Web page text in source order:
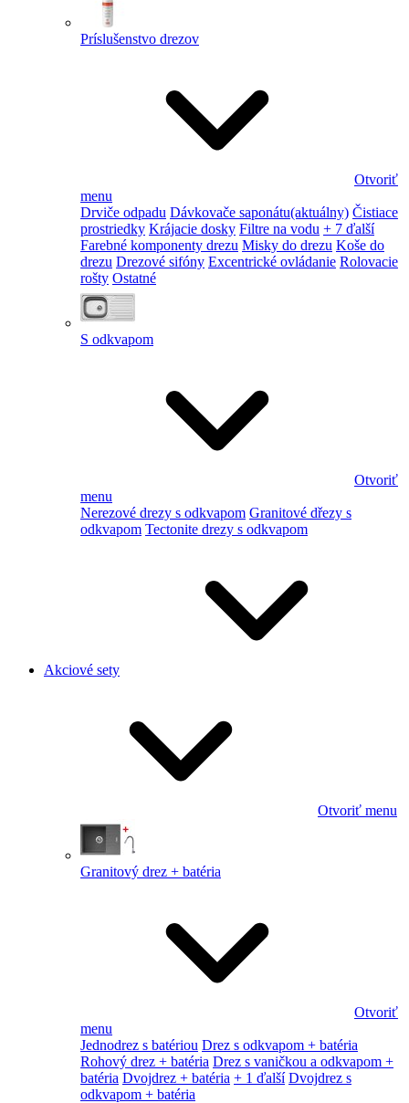
Príslušenstvo drezov
Otvoriť
menu
Drviče odpadu Dávkovače saponátu(aktuálny) Čistiace
prostriedky Krájacie dosky Filtre na vodu + 7 ďalší
Farebné komponenty drezu Misky do drezu Koše do
drezu Drezové sifóny Excentrické ovládanie Rolovacie
rošty Ostatné
S odkvapom
Otvoriť
menu
Nerezové drezy s odkvapom Granitové dřezy s
odkvapom Tectonite drezy s odkvapom
Akciové sety
Otvoriť menu
Granitový drez + batéria
Otvoriť
menu
Jednodrez s batériou Drez s odkvapom + batéria
Rohový drez + batéria Drez s vaničkou a odkvapom +
batéria Dvojdrez + batéria + 1 ďalší Dvojdrez s
odkvapom + batéria